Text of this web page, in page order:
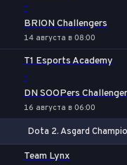
-
BRION Challengers
14 августа в 08:00
T1 Esports Academy
-
DN SOOPers
16 августа в 06:00
Dota 2. Asgard
Team Lynx